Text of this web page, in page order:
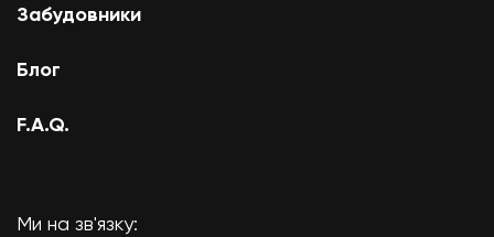
Забудовники
Блог
F.A.Q.
Ми на зв'язку: